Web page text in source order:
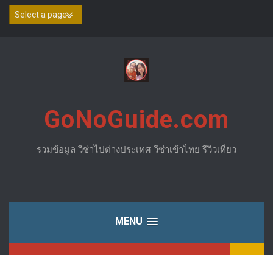
Skip
GoNoGuide.com
รวมข้อมูล วีซ่าไปต่างประเทศ วีซ่าเข้าไทย รีวิวเที่ยว
MENU